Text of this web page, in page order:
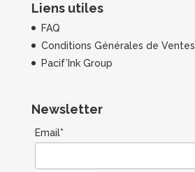
Liens utiles
FAQ
Conditions Générales de Ventes
Pacif’Ink Group
Newsletter
Email*